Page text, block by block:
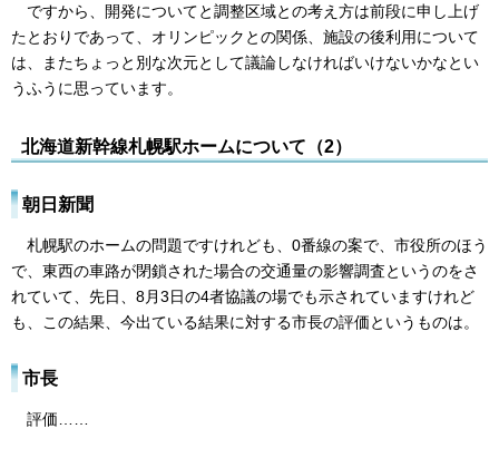
ですから、開発についてと調整区域との考え方は前段に申し上げ
たとおりであって、オリンピックとの関係、施設の後利用について
は、またちょっと別な次元として議論しなければいけないかなとい
うふうに思っています。
北海道新幹線札幌駅ホームについて（2）
朝日新聞
札幌駅のホームの問題ですけれども、0番線の案で、市役所のほう
で、東西の車路が閉鎖された場合の交通量の影響調査というのをさ
れていて、先日、8月3日の4者協議の場でも示されていますけれど
も、この結果、今出ている結果に対する市長の評価というものは。
市長
評価……